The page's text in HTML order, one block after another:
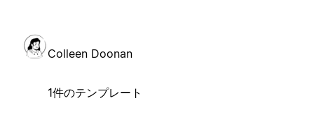
Colleen Doonan
1件のテンプレート